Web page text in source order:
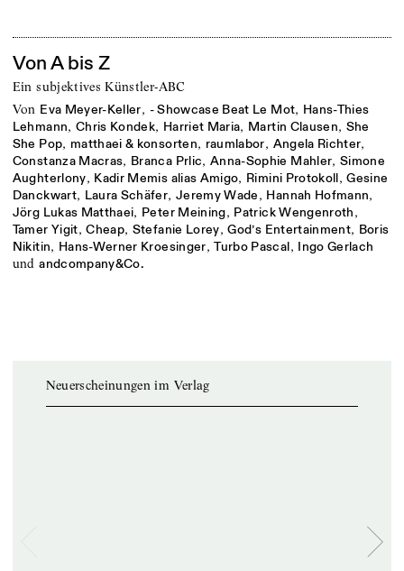
Von A bis Z
Ein subjektives Künstler-ABC
von Eva Meyer-Keller, - Showcase Beat Le Mot, Hans-Thies
Lehmann, Chris Kondek, Harriet Maria, Martin Clausen, She
She Pop, matthaei & konsorten, raumlabor, Angela Richter,
Constanza Macras, Branca Prlic, Anna-Sophie Mahler,Simone
Aughterlony, Kadir Memis alias Amigo, Rimini Protokoll,Gesine
Danckwart, Laura Schäfer, Jeremy Wade, Hannah Hofmann,
Jörg Lukas Matthaei, Peter Meining, Patrick Wengenroth,
Tamer Yigit,Cheap, Stefanie Lorey,God’s Entertainment, Boris
Nikitin, Hans-Werner Kroesinger,Turbo Pascal, Ingo Gerlach
und andcompany&Co.
Neuerscheinungen im Verlag